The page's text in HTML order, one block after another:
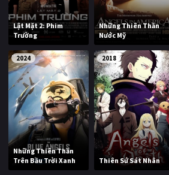
Lật Mặt 2: Phim
Trường
Những Thiên Thần
Nước Mỹ
2024
Những Thiên Thần
Trên Bầu Trời Xanh
2018
Thiên Sứ Sát Nhân